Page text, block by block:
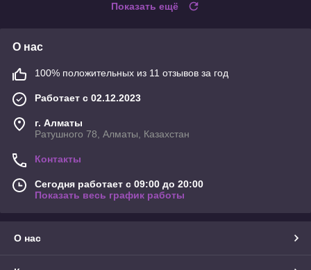
Показать ещё
О нас
100% положительных из 11 отзывов за год
Работает с 02.12.2023
г. Алматы
Ратушного 78, Алматы, Казахстан
Контакты
Сегодня работает с 09:00 до 20:00
Показать весь график работы
О нас